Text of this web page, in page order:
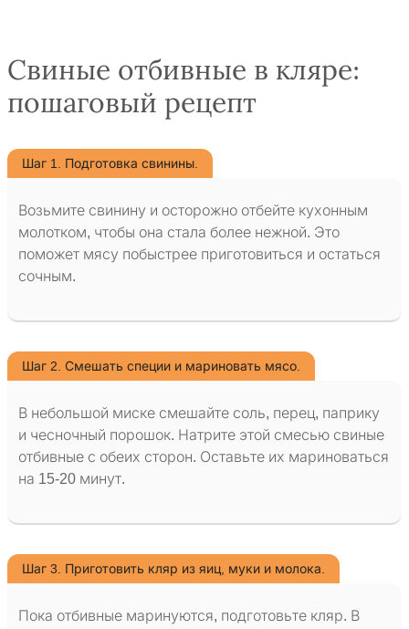
Свиные отбивные в кляре:
пошаговый рецепт
Шаг 1. Подготовка свинины.
Возьмите свинину и осторожно отбейте кухонным
молотком, чтобы она стала более нежной. Это
поможет мясу побыстрее приготовиться и остаться
сочным.
Шаг 2. Смешать специи и мариновать мясо.
В небольшой миске смешайте соль, перец, паприку
и чесночный порошок. Натрите этой смесью свиные
отбивные с обеих сторон. Оставьте их мариноваться
на 15-20 минут.
Шаг 3. Приготовить кляр из яиц, муки и молока.
Пока отбивные маринуются, подготовьте кляр. В